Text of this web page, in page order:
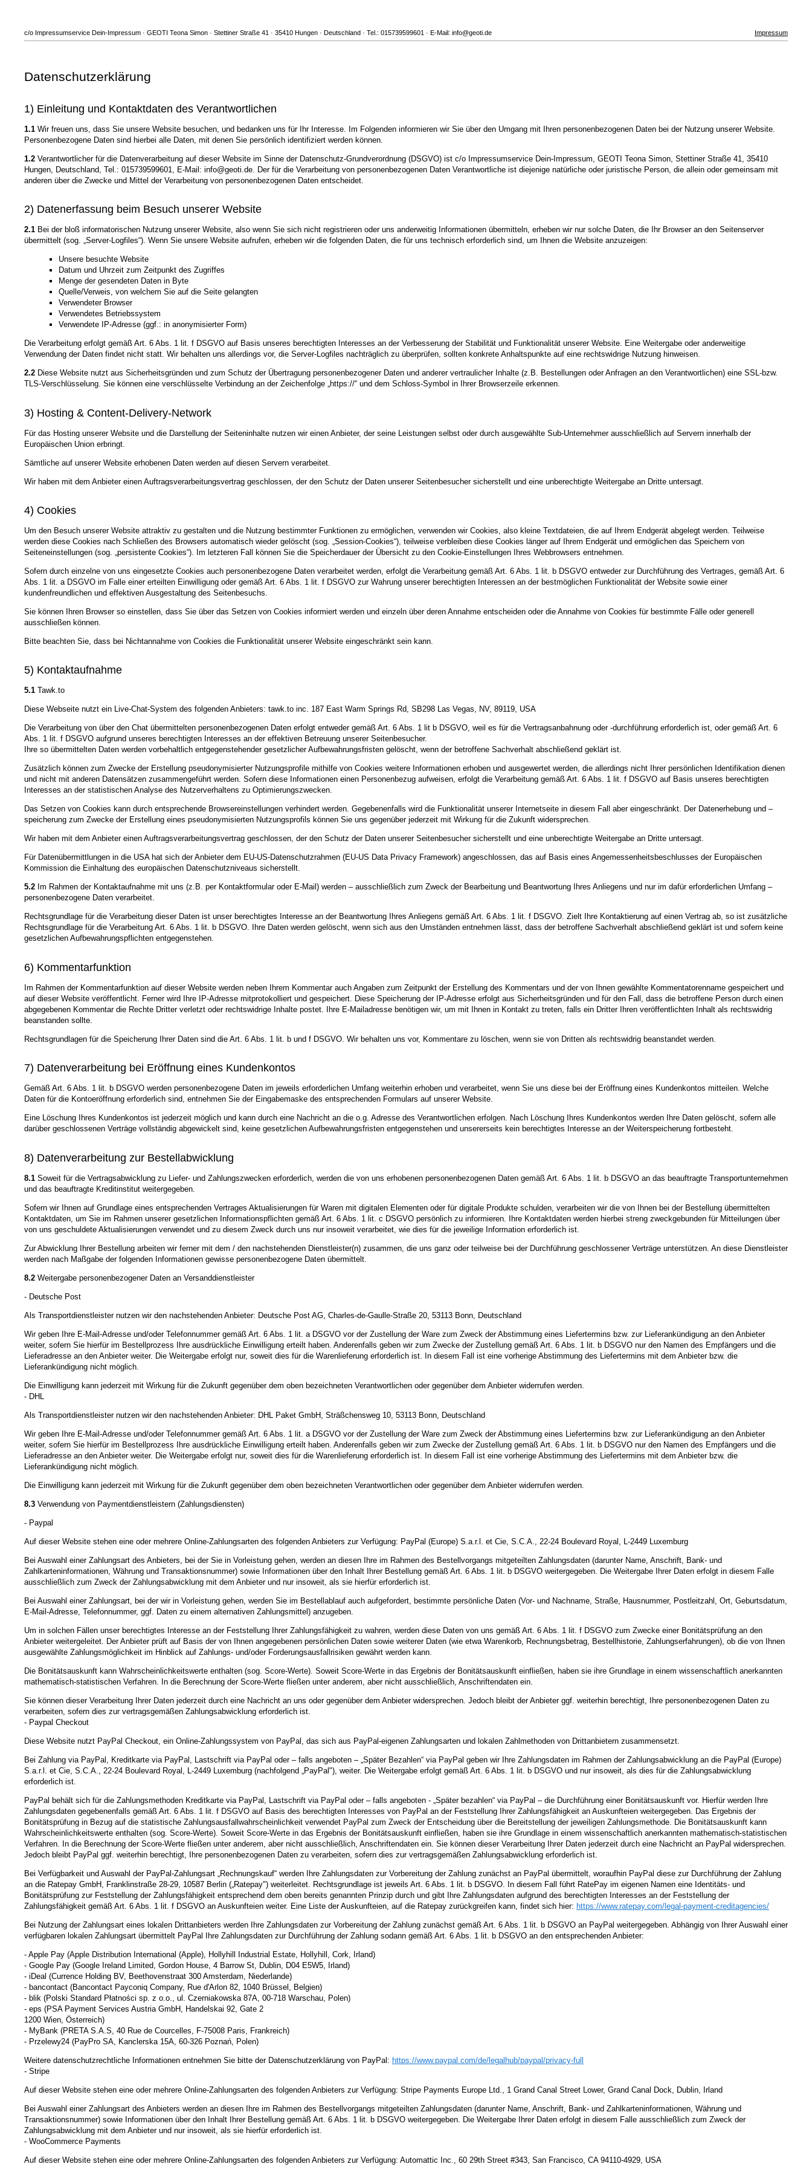
c/o Impressumservice Dein-Impressum · GEOTI Teona Simon · Stettiner Straße 41 · 35410 Hungen · Deutschland · Tel.: 015739599601 · E-Mail: info@geoti.de Impressum
Datenschutzerklärung
1) Einleitung und Kontaktdaten des Verantwortlichen
1.1 Wir freuen uns, dass Sie unsere Website besuchen, und bedanken uns für Ihr Interesse. Im Folgenden informieren wir Sie über den Umgang mit Ihren personenbezogenen Daten bei der Nutzung unserer Website.
Personenbezogene Daten sind hierbei alle Daten, mit denen Sie persönlich identifiziert werden können.
1.2 Verantwortlicher für die Datenverarbeitung auf dieser Website im Sinne der Datenschutz-Grundverordnung (DSGVO) ist c/o Impressumservice Dein-Impressum, GEOTI Teona Simon, Stettiner Straße 41, 35410
Hungen, Deutschland, Tel.: 015739599601, E-Mail: info@geoti.de. Der für die Verarbeitung von personenbezogenen Daten Verantwortliche ist diejenige natürliche oder juristische Person, die allein oder gemeinsam mit
anderen über die Zwecke und Mittel der Verarbeitung von personenbezogenen Daten entscheidet.
2) Datenerfassung beim Besuch unserer Website
2.1 Bei der bloß informatorischen Nutzung unserer Website, also wenn Sie sich nicht registrieren oder uns anderweitig Informationen übermitteln, erheben wir nur solche Daten, die Ihr Browser an den Seitenserver
übermittelt (sog. „Server-Logfiles“). Wenn Sie unsere Website aufrufen, erheben wir die folgenden Daten, die für uns technisch erforderlich sind, um Ihnen die Website anzuzeigen:
Unsere besuchte Website
Datum und Uhrzeit zum Zeitpunkt des Zugriffes
Menge der gesendeten Daten in Byte
Quelle/Verweis, von welchem Sie auf die Seite gelangten
Verwendeter Browser
Verwendetes Betriebssystem
Verwendete IP-Adresse (ggf.: in anonymisierter Form)
Die Verarbeitung erfolgt gemäß Art. 6 Abs. 1 lit. f DSGVO auf Basis unseres berechtigten Interesses an der Verbesserung der Stabilität und Funktionalität unserer Website. Eine Weitergabe oder anderweitige
Verwendung der Daten findet nicht statt. Wir behalten uns allerdings vor, die Server-Logfiles nachträglich zu überprüfen, sollten konkrete Anhaltspunkte auf eine rechtswidrige Nutzung hinweisen.
2.2 Diese Website nutzt aus Sicherheitsgründen und zum Schutz der Übertragung personenbezogener Daten und anderer vertraulicher Inhalte (z.B. Bestellungen oder Anfragen an den Verantwortlichen) eine SSL-bzw.
TLS-Verschlüsselung. Sie können eine verschlüsselte Verbindung an der Zeichenfolge „https://“ und dem Schloss-Symbol in Ihrer Browserzeile erkennen.
3) Hosting & Content-Delivery-Network
Für das Hosting unserer Website und die Darstellung der Seiteninhalte nutzen wir einen Anbieter, der seine Leistungen selbst oder durch ausgewählte Sub-Unternehmer ausschließlich auf Servern innerhalb der
Europäischen Union erbringt.
Sämtliche auf unserer Website erhobenen Daten werden auf diesen Servern verarbeitet.
Wir haben mit dem Anbieter einen Auftragsverarbeitungsvertrag geschlossen, der den Schutz der Daten unserer Seitenbesucher sicherstellt und eine unberechtigte Weitergabe an Dritte untersagt.
4) Cookies
Um den Besuch unserer Website attraktiv zu gestalten und die Nutzung bestimmter Funktionen zu ermöglichen, verwenden wir Cookies, also kleine Textdateien, die auf Ihrem Endgerät abgelegt werden. Teilweise
werden diese Cookies nach Schließen des Browsers automatisch wieder gelöscht (sog. „Session-Cookies“), teilweise verbleiben diese Cookies länger auf Ihrem Endgerät und ermöglichen das Speichern von
Seiteneinstellungen (sog. „persistente Cookies“). Im letzteren Fall können Sie die Speicherdauer der Übersicht zu den Cookie-Einstellungen Ihres Webbrowsers entnehmen.
Sofern durch einzelne von uns eingesetzte Cookies auch personenbezogene Daten verarbeitet werden, erfolgt die Verarbeitung gemäß Art. 6 Abs. 1 lit. b DSGVO entweder zur Durchführung des Vertrages, gemäß Art. 6
Abs. 1 lit. a DSGVO im Falle einer erteilten Einwilligung oder gemäß Art. 6 Abs. 1 lit. f DSGVO zur Wahrung unserer berechtigten Interessen an der bestmöglichen Funktionalität der Website sowie einer
kundenfreundlichen und effektiven Ausgestaltung des Seitenbesuchs.
Sie können Ihren Browser so einstellen, dass Sie über das Setzen von Cookies informiert werden und einzeln über deren Annahme entscheiden oder die Annahme von Cookies für bestimmte Fälle oder generell
ausschließen können.
Bitte beachten Sie, dass bei Nichtannahme von Cookies die Funktionalität unserer Website eingeschränkt sein kann.
5) Kontaktaufnahme
5.1 Tawk.to
Diese Webseite nutzt ein Live-Chat-System des folgenden Anbieters: tawk.to inc. 187 East Warm Springs Rd, SB298 Las Vegas, NV, 89119, USA
Die Verarbeitung von über den Chat übermittelten personenbezogenen Daten erfolgt entweder gemäß Art. 6 Abs. 1 lit b DSGVO, weil es für die Vertragsanbahnung oder -durchführung erforderlich ist, oder gemäß Art. 6
Abs. 1 lit. f DSGVO aufgrund unseres berechtigten Interesses an der effektiven Betreuung unserer Seitenbesucher.
Ihre so übermittelten Daten werden vorbehaltlich entgegenstehender gesetzlicher Aufbewahrungsfristen gelöscht, wenn der betroffene Sachverhalt abschließend geklärt ist.
Zusätzlich können zum Zwecke der Erstellung pseudonymisierter Nutzungsprofile mithilfe von Cookies weitere Informationen erhoben und ausgewertet werden, die allerdings nicht Ihrer persönlichen Identifikation dienen
und nicht mit anderen Datensätzen zusammengeführt werden. Sofern diese Informationen einen Personenbezug aufweisen, erfolgt die Verarbeitung gemäß Art. 6 Abs. 1 lit. f DSGVO auf Basis unseres berechtigten
Interesses an der statistischen Analyse des Nutzerverhaltens zu Optimierungszwecken.
Das Setzen von Cookies kann durch entsprechende Browsereinstellungen verhindert werden. Gegebenenfalls wird die Funktionalität unserer Internetseite in diesem Fall aber eingeschränkt. Der Datenerhebung und –
speicherung zum Zwecke der Erstellung eines pseudonymisierten Nutzungsprofils können Sie uns gegenüber jederzeit mit Wirkung für die Zukunft widersprechen.
Wir haben mit dem Anbieter einen Auftragsverarbeitungsvertrag geschlossen, der den Schutz der Daten unserer Seitenbesucher sicherstellt und eine unberechtigte Weitergabe an Dritte untersagt.
Für Datenübermittlungen in die USA hat sich der Anbieter dem EU-US-Datenschutzrahmen (EU-US Data Privacy Framework) angeschlossen, das auf Basis eines Angemessenheitsbeschlusses der Europäischen
Kommission die Einhaltung des europäischen Datenschutzniveaus sicherstellt.
5.2 Im Rahmen der Kontaktaufnahme mit uns (z.B. per Kontaktformular oder E-Mail) werden – ausschließlich zum Zweck der Bearbeitung und Beantwortung Ihres Anliegens und nur im dafür erforderlichen Umfang –
personenbezogene Daten verarbeitet.
Rechtsgrundlage für die Verarbeitung dieser Daten ist unser berechtigtes Interesse an der Beantwortung Ihres Anliegens gemäß Art. 6 Abs. 1 lit. f DSGVO. Zielt Ihre Kontaktierung auf einen Vertrag ab, so ist zusätzliche
Rechtsgrundlage für die Verarbeitung Art. 6 Abs. 1 lit. b DSGVO. Ihre Daten werden gelöscht, wenn sich aus den Umständen entnehmen lässt, dass der betroffene Sachverhalt abschließend geklärt ist und sofern keine
gesetzlichen Aufbewahrungspflichten entgegenstehen.
6) Kommentarfunktion
Im Rahmen der Kommentarfunktion auf dieser Website werden neben Ihrem Kommentar auch Angaben zum Zeitpunkt der Erstellung des Kommentars und der von Ihnen gewählte Kommentatorenname gespeichert und
auf dieser Website veröffentlicht. Ferner wird Ihre IP-Adresse mitprotokolliert und gespeichert. Diese Speicherung der IP-Adresse erfolgt aus Sicherheitsgründen und für den Fall, dass die betroffene Person durch einen
abgegebenen Kommentar die Rechte Dritter verletzt oder rechtswidrige Inhalte postet. Ihre E-Mailadresse benötigen wir, um mit Ihnen in Kontakt zu treten, falls ein Dritter Ihren veröffentlichten Inhalt als rechtswidrig
beanstanden sollte.
Rechtsgrundlagen für die Speicherung Ihrer Daten sind die Art. 6 Abs. 1 lit. b und f DSGVO. Wir behalten uns vor, Kommentare zu löschen, wenn sie von Dritten als rechtswidrig beanstandet werden.
7) Datenverarbeitung bei Eröffnung eines Kundenkontos
Gemäß Art. 6 Abs. 1 lit. b DSGVO werden personenbezogene Daten im jeweils erforderlichen Umfang weiterhin erhoben und verarbeitet, wenn Sie uns diese bei der Eröffnung eines Kundenkontos mitteilen. Welche
Daten für die Kontoeröffnung erforderlich sind, entnehmen Sie der Eingabemaske des entsprechenden Formulars auf unserer Website.
Eine Löschung Ihres Kundenkontos ist jederzeit möglich und kann durch eine Nachricht an die o.g. Adresse des Verantwortlichen erfolgen. Nach Löschung Ihres Kundenkontos werden Ihre Daten gelöscht, sofern alle
darüber geschlossenen Verträge vollständig abgewickelt sind, keine gesetzlichen Aufbewahrungsfristen entgegenstehen und unsererseits kein berechtigtes Interesse an der Weiterspeicherung fortbesteht.
8) Datenverarbeitung zur Bestellabwicklung
8.1 Soweit für die Vertragsabwicklung zu Liefer- und Zahlungszwecken erforderlich, werden die von uns erhobenen personenbezogenen Daten gemäß Art. 6 Abs. 1 lit. b DSGVO an das beauftragte Transportunternehmen
und das beauftragte Kreditinstitut weitergegeben.
Sofern wir Ihnen auf Grundlage eines entsprechenden Vertrages Aktualisierungen für Waren mit digitalen Elementen oder für digitale Produkte schulden, verarbeiten wir die von Ihnen bei der Bestellung übermittelten
Kontaktdaten, um Sie im Rahmen unserer gesetzlichen Informationspflichten gemäß Art. 6 Abs. 1 lit. c DSGVO persönlich zu informieren. Ihre Kontaktdaten werden hierbei streng zweckgebunden für Mitteilungen über
von uns geschuldete Aktualisierungen verwendet und zu diesem Zweck durch uns nur insoweit verarbeitet, wie dies für die jeweilige Information erforderlich ist.
Zur Abwicklung Ihrer Bestellung arbeiten wir ferner mit dem / den nachstehenden Dienstleister(n) zusammen, die uns ganz oder teilweise bei der Durchführung geschlossener Verträge unterstützen. An diese Dienstleister
werden nach Maßgabe der folgenden Informationen gewisse personenbezogene Daten übermittelt.
8.2 Weitergabe personenbezogener Daten an Versanddienstleister
- Deutsche Post
Als Transportdienstleister nutzen wir den nachstehenden Anbieter: Deutsche Post AG, Charles-de-Gaulle-Straße 20, 53113 Bonn, Deutschland
Wir geben Ihre E-Mail-Adresse und/oder Telefonnummer gemäß Art. 6 Abs. 1 lit. a DSGVO vor der Zustellung der Ware zum Zweck der Abstimmung eines Liefertermins bzw. zur Lieferankündigung an den Anbieter
weiter, sofern Sie hierfür im Bestellprozess Ihre ausdrückliche Einwilligung erteilt haben. Anderenfalls geben wir zum Zwecke der Zustellung gemäß Art. 6 Abs. 1 lit. b DSGVO nur den Namen des Empfängers und die
Lieferadresse an den Anbieter weiter. Die Weitergabe erfolgt nur, soweit dies für die Warenlieferung erforderlich ist. In diesem Fall ist eine vorherige Abstimmung des Liefertermins mit dem Anbieter bzw. die
Lieferankündigung nicht möglich.
Die Einwilligung kann jederzeit mit Wirkung für die Zukunft gegenüber dem oben bezeichneten Verantwortlichen oder gegenüber dem Anbieter widerrufen werden.
- DHL
Als Transportdienstleister nutzen wir den nachstehenden Anbieter: DHL Paket GmbH, Sträßchensweg 10, 53113 Bonn, Deutschland
Wir geben Ihre E-Mail-Adresse und/oder Telefonnummer gemäß Art. 6 Abs. 1 lit. a DSGVO vor der Zustellung der Ware zum Zweck der Abstimmung eines Liefertermins bzw. zur Lieferankündigung an den Anbieter
weiter, sofern Sie hierfür im Bestellprozess Ihre ausdrückliche Einwilligung erteilt haben. Anderenfalls geben wir zum Zwecke der Zustellung gemäß Art. 6 Abs. 1 lit. b DSGVO nur den Namen des Empfängers und die
Lieferadresse an den Anbieter weiter. Die Weitergabe erfolgt nur, soweit dies für die Warenlieferung erforderlich ist. In diesem Fall ist eine vorherige Abstimmung des Liefertermins mit dem Anbieter bzw. die
Lieferankündigung nicht möglich.
Die Einwilligung kann jederzeit mit Wirkung für die Zukunft gegenüber dem oben bezeichneten Verantwortlichen oder gegenüber dem Anbieter widerrufen werden.
8.3 Verwendung von Paymentdienstleistern (Zahlungsdiensten)
- Paypal
Auf dieser Website stehen eine oder mehrere Online-Zahlungsarten des folgenden Anbieters zur Verfügung: PayPal (Europe) S.a.r.l. et Cie, S.C.A., 22-24 Boulevard Royal, L-2449 Luxemburg
Bei Auswahl einer Zahlungsart des Anbieters, bei der Sie in Vorleistung gehen, werden an diesen Ihre im Rahmen des Bestellvorgangs mitgeteilten Zahlungsdaten (darunter Name, Anschrift, Bank- und
Zahlkarteninformationen, Währung und Transaktionsnummer) sowie Informationen über den Inhalt Ihrer Bestellung gemäß Art. 6 Abs. 1 lit. b DSGVO weitergegeben. Die Weitergabe Ihrer Daten erfolgt in diesem Falle
ausschließlich zum Zweck der Zahlungsabwicklung mit dem Anbieter und nur insoweit, als sie hierfür erforderlich ist.
Bei Auswahl einer Zahlungsart, bei der wir in Vorleistung gehen, werden Sie im Bestellablauf auch aufgefordert, bestimmte persönliche Daten (Vor- und Nachname, Straße, Hausnummer, Postleitzahl, Ort, Geburtsdatum,
E-Mail-Adresse, Telefonnummer, ggf. Daten zu einem alternativen Zahlungsmittel) anzugeben.
Um in solchen Fällen unser berechtigtes Interesse an der Feststellung Ihrer Zahlungsfähigkeit zu wahren, werden diese Daten von uns gemäß Art. 6 Abs. 1 lit. f DSGVO zum Zwecke einer Bonitätsprüfung an den
Anbieter weitergeleitet. Der Anbieter prüft auf Basis der von Ihnen angegebenen persönlichen Daten sowie weiterer Daten (wie etwa Warenkorb, Rechnungsbetrag, Bestellhistorie, Zahlungserfahrungen), ob die von Ihnen
ausgewählte Zahlungsmöglichkeit im Hinblick auf Zahlungs- und/oder Forderungsausfallrisiken gewährt werden kann.
Die Bonitätsauskunft kann Wahrscheinlichkeitswerte enthalten (sog. Score-Werte). Soweit Score-Werte in das Ergebnis der Bonitätsauskunft einfließen, haben sie ihre Grundlage in einem wissenschaftlich anerkannten
mathematisch-statistischen Verfahren. In die Berechnung der Score-Werte fließen unter anderem, aber nicht ausschließlich, Anschriftendaten ein.
Sie können dieser Verarbeitung Ihrer Daten jederzeit durch eine Nachricht an uns oder gegenüber dem Anbieter widersprechen. Jedoch bleibt der Anbieter ggf. weiterhin berechtigt, Ihre personenbezogenen Daten zu
verarbeiten, sofern dies zur vertragsgemäßen Zahlungsabwicklung erforderlich ist.
- Paypal Checkout
Diese Website nutzt PayPal Checkout, ein Online-Zahlungssystem von PayPal, das sich aus PayPal-eigenen Zahlungsarten und lokalen Zahlmethoden von Drittanbietern zusammensetzt.
Bei Zahlung via PayPal, Kreditkarte via PayPal, Lastschrift via PayPal oder – falls angeboten – „Später Bezahlen“ via PayPal geben wir Ihre Zahlungsdaten im Rahmen der Zahlungsabwicklung an die PayPal (Europe)
S.a.r.l. et Cie, S.C.A., 22-24 Boulevard Royal, L-2449 Luxemburg (nachfolgend „PayPal"), weiter. Die Weitergabe erfolgt gemäß Art. 6 Abs. 1 lit. b DSGVO und nur insoweit, als dies für die Zahlungsabwicklung
erforderlich ist.
PayPal behält sich für die Zahlungsmethoden Kreditkarte via PayPal, Lastschrift via PayPal oder – falls angeboten - „Später bezahlen“ via PayPal – die Durchführung einer Bonitätsauskunft vor. Hierfür werden Ihre
Zahlungsdaten gegebenenfalls gemäß Art. 6 Abs. 1 lit. f DSGVO auf Basis des berechtigten Interesses von PayPal an der Feststellung Ihrer Zahlungsfähigkeit an Auskunfteien weitergegeben. Das Ergebnis der
Bonitätsprüfung in Bezug auf die statistische Zahlungsausfallwahrscheinlichkeit verwendet PayPal zum Zweck der Entscheidung über die Bereitstellung der jeweiligen Zahlungsmethode. Die Bonitätsauskunft kann
Wahrscheinlichkeitswerte enthalten (sog. Score-Werte). Soweit Score-Werte in das Ergebnis der Bonitätsauskunft einfließen, haben sie ihre Grundlage in einem wissenschaftlich anerkannten mathematisch-statistischen
Verfahren. In die Berechnung der Score-Werte fließen unter anderem, aber nicht ausschließlich, Anschriftendaten ein. Sie können dieser Verarbeitung Ihrer Daten jederzeit durch eine Nachricht an PayPal widersprechen.
Jedoch bleibt PayPal ggf. weiterhin berechtigt, Ihre personenbezogenen Daten zu verarbeiten, sofern dies zur vertragsgemäßen Zahlungsabwicklung erforderlich ist.
Bei Verfügbarkeit und Auswahl der PayPal-Zahlungsart „Rechnungskauf“ werden Ihre Zahlungsdaten zur Vorbereitung der Zahlung zunächst an PayPal übermittelt, woraufhin PayPal diese zur Durchführung der Zahlung
an die Ratepay GmbH, Franklinstraße 28-29, 10587 Berlin („Ratepay") weiterleitet. Rechtsgrundlage ist jeweils Art. 6 Abs. 1 lit. b DSGVO. In diesem Fall führt RatePay im eigenen Namen eine Identitäts- und
Bonitätsprüfung zur Feststellung der Zahlungsfähigkeit entsprechend dem oben bereits genannten Prinzip durch und gibt Ihre Zahlungsdaten aufgrund des berechtigten Interesses an der Feststellung der
Zahlungsfähigkeit gemäß Art. 6 Abs. 1 lit. f DSGVO an Auskunfteien weiter. Eine Liste der Auskunfteien, auf die Ratepay zurückgreifen kann, findet sich hier: https://www.ratepay.com/legal-payment-creditagencies/
Bei Nutzung der Zahlungsart eines lokalen Drittanbieters werden Ihre Zahlungsdaten zur Vorbereitung der Zahlung zunächst gemäß Art. 6 Abs. 1 lit. b DSGVO an PayPal weitergegeben. Abhängig von Ihrer Auswahl einer
verfügbaren lokalen Zahlungsart übermittelt PayPal Ihre Zahlungsdaten zur Durchführung der Zahlung sodann gemäß Art. 6 Abs. 1 lit. b DSGVO an den entsprechenden Anbieter:
- Apple Pay (Apple Distribution International (Apple), Hollyhill Industrial Estate, Hollyhill, Cork, Irland)
- Google Pay (Google Ireland Limited, Gordon House, 4 Barrow St, Dublin, D04 E5W5, Irland)
- iDeal (Currence Holding BV, Beethovenstraat 300 Amsterdam, Niederlande)
- bancontact (Bancontact Payconiq Company, Rue d'Arlon 82, 1040 Brüssel, Belgien)
- blik (Polski Standard Płatności sp. z o.o., ul. Czerniakowska 87A, 00-718 Warschau, Polen)
- eps (PSA Payment Services Austria GmbH, Handelskai 92, Gate 2
1200 Wien, Österreich)
- MyBank (PRETA S.A.S, 40 Rue de Courcelles, F-75008 Paris, Frankreich)
- Przelewy24 (PayPro SA, Kanclerska 15A, 60-326 Poznań, Polen)
Weitere datenschutzrechtliche Informationen entnehmen Sie bitte der Datenschutzerklärung von PayPal: https://www.paypal.com/de/legalhub/paypal/privacy-full
- Stripe
Auf dieser Website stehen eine oder mehrere Online-Zahlungsarten des folgenden Anbieters zur Verfügung: Stripe Payments Europe Ltd., 1 Grand Canal Street Lower, Grand Canal Dock, Dublin, Irland
Bei Auswahl einer Zahlungsart des Anbieters werden an diesen Ihre im Rahmen des Bestellvorgangs mitgeteilten Zahlungsdaten (darunter Name, Anschrift, Bank- und Zahlkarteninformationen, Währung und
Transaktionsnummer) sowie Informationen über den Inhalt Ihrer Bestellung gemäß Art. 6 Abs. 1 lit. b DSGVO weitergegeben. Die Weitergabe Ihrer Daten erfolgt in diesem Falle ausschließlich zum Zweck der
Zahlungsabwicklung mit dem Anbieter und nur insoweit, als sie hierfür erforderlich ist.
- WooCommerce Payments
Auf dieser Website stehen eine oder mehrere Online-Zahlungsarten des folgenden Anbieters zur Verfügung: Automattic Inc., 60 29th Street #343, San Francisco, CA 94110-4929, USA